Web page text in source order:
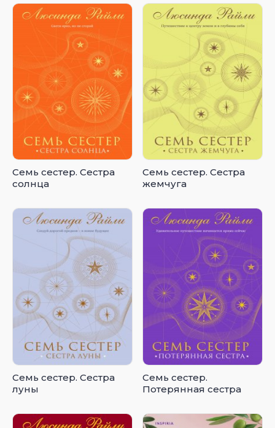
Семь сестер. Сестра
солнца
Семь сестер. Сестра
жемчуга
Семь сестер. Сестра
луны
Семь сестер.
Потерянная сестра